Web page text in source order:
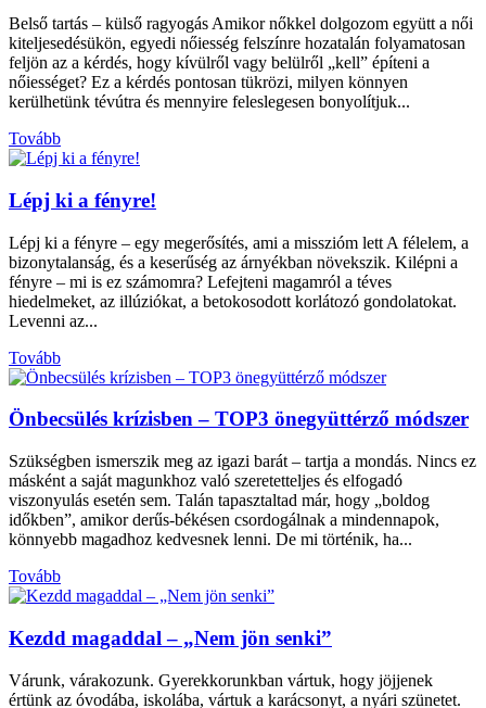
Belső tartás – külső ragyogás Amikor nőkkel dolgozom együtt a női
kiteljesedésükön, egyedi nőiesség felszínre hozatalán folyamatosan
feljön az a kérdés, hogy kívülről vagy belülről „kell” építeni a
nőiességet? Ez a kérdés pontosan tükrözi, milyen könnyen
kerülhetünk tévútra és mennyire feleslegesen bonyolítjuk...
Tovább
Lépj ki a fényre!
Lépj ki a fényre – egy megerősítés, ami a misszióm lett A félelem, a
bizonytalanság, és a keserűség az árnyékban növekszik. Kilépni a
fényre – mi is ez számomra? Lefejteni magamról a téves
hiedelmeket, az illúziókat, a betokosodott korlátozó gondolatokat.
Levenni az...
Tovább
Önbecsülés krízisben – TOP3 önegyüttérző módszer
Szükségben ismerszik meg az igazi barát – tartja a mondás. Nincs ez
másként a saját magunkhoz való szeretetteljes és elfogadó
viszonyulás esetén sem. Talán tapasztaltad már, hogy „boldog
időkben”, amikor derűs-békésen csordogálnak a mindennapok,
könnyebb magadhoz kedvesnek lenni. De mi történik, ha...
Tovább
Kezdd magaddal – „Nem jön senki”
Várunk, várakozunk. Gyerekkorunkban vártuk, hogy jöjjenek
értünk az óvodába, iskolába, vártuk a karácsonyt, a nyári szünetet.